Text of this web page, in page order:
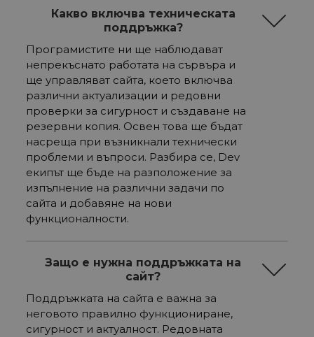
Какво включва техническата
поддръжка?
Програмистите ни ще наблюдават
непрекъснато работата на сървъра и
ще управляват сайта, което включва
различни актуализации и редовни
проверки за сигурност и създаване на
резервни копия. Освен това ще бъдат
насреща при възникнали технически
проблеми и въпроси. Разбира се, Dev
екипът ще бъде на разположение за
изпълнение на различни задачи по
сайта и добавяне на нови
функционалности.
Защо е нужна поддръжката на
сайт?
Поддръжката на сайта е важна за
неговото правилно функциониране,
сигурност и актуалност. Редовната